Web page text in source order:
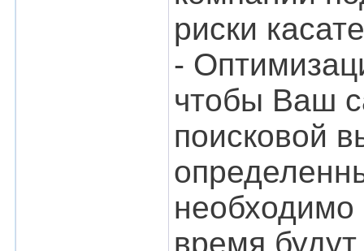
риски
-
чтобы Ваш
поисковой
необходимо
время